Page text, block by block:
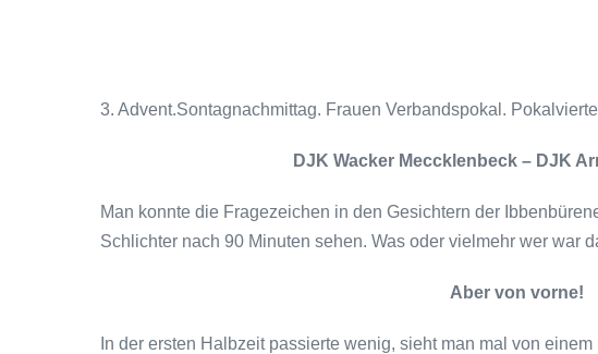
3. Advent.Sontagnachmittag. Frauen Verbandspokal.
DJK Wacker Meccklenbeck – DJK
Man konnte die Fragezeichen in den Gesichtern der
Schlichter nach 90 Minuten sehen. Was oder vielmehr wer war
Aber von vorne!
In der ersten Halbzeit passierte wenig, sieht man mal von